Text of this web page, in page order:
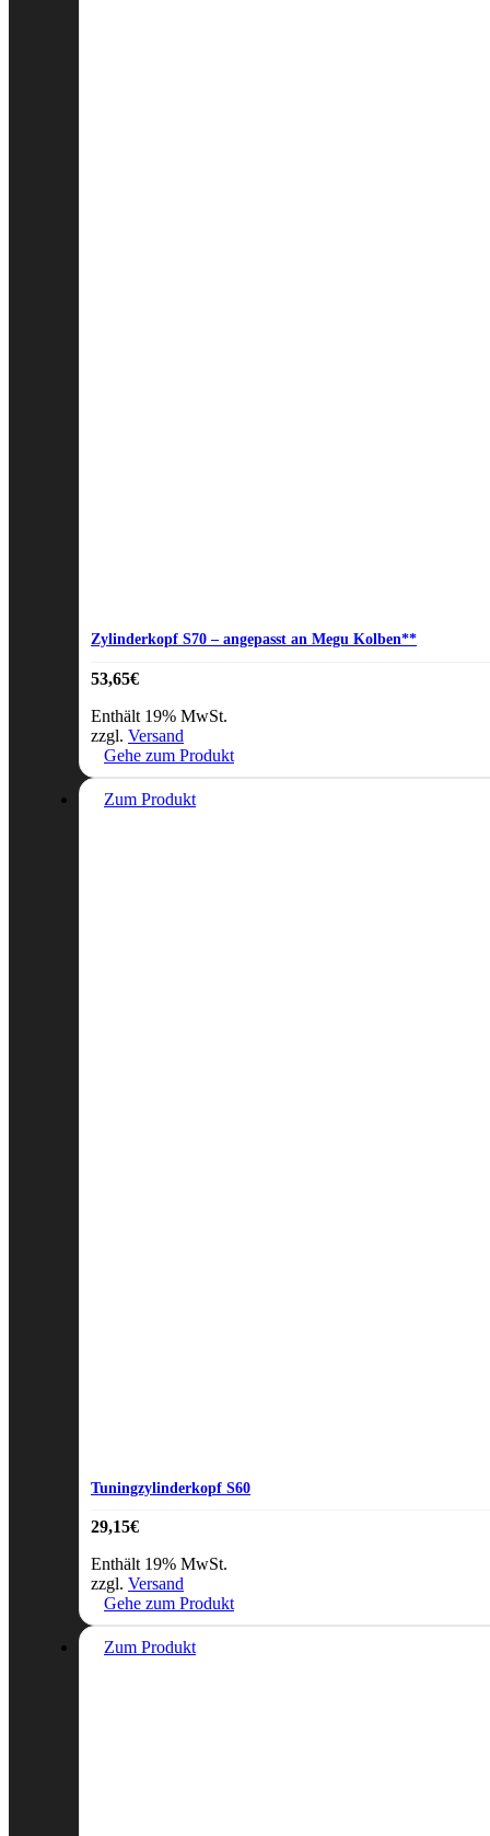
Zylinderkopf S70 – angepasst an Megu Kolben**
53,65€
Enthält 19% MwSt.
zzgl. Versand
Gehe zum Produkt
Zum Produkt
Tuningzylinderkopf S60
29,15€
Enthält 19% MwSt.
zzgl. Versand
Gehe zum Produkt
Zum Produkt